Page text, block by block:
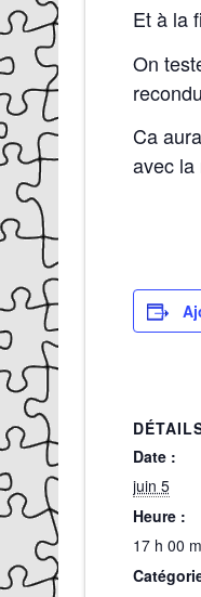
Et à la
On
Ca
avec la
Date :
juin 5
Heure :
17 h 00